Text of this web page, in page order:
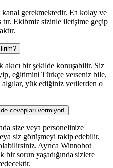
gerekmektedir. En kolay ve
tır. Ekibmiz sizinle iletişime geçip
bir şekilde konuşabilir. Siz
eğitimini Türkçe verseniz bile,
yüklediğiniz verilerden o
cevapları vermiyor!
size veya personelinize
siz görüşmeyi takip edebilir,
Ayrıca Winnobot
bir sorun yaşadığında sizlere